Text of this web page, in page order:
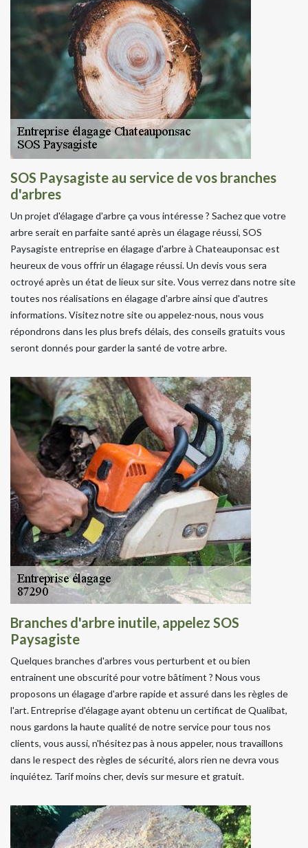
SOS Paysagiste au service de vos branches
d'arbres
Un projet d'élagage d'arbre ça vous intéresse ? Sachez que votre
arbre serait en parfaite santé après un élagage réussi, SOS
Paysagiste entreprise en élagage d'arbre à Chateauponsac est
heureux de vous offrir un élagage réussi. Un devis vous sera
octroyé après un état de lieux sur site. Vous verrez dans notre site
toutes nos réalisations en élagage d'arbre ainsi que d'autres
informations. Visitez notre site ou appelez-nous, nous vous
répondrons dans les plus brefs délais, des conseils gratuits vous
seront donnés pour garder la santé de votre arbre.
Branches d'arbre inutile, appelez SOS
Paysagiste
Quelques branches d'arbres vous perturbent et ou bien
entrainent une obscurité pour votre bâtiment ? Nous vous
proposons un élagage d'arbre rapide et assuré dans les règles de
l'art. Entreprise d'élagage ayant obtenu un certificat de Qualibat,
nous gardons la haute qualité de notre service pour tous nos
clients, vous aussi, n'hésitez pas à nous appeler, nous travaillons
dans le respect des règles de sécurité, alors rien ne devra vous
inquiétez. Tarif moins cher, devis sur mesure et gratuit.